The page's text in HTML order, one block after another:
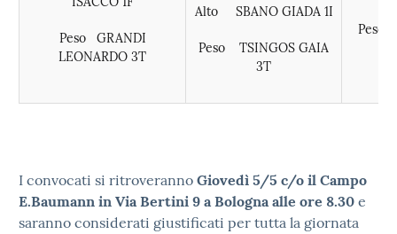
Peso GRANDI
LEONARDO 3T
Alto SBANO GIADA 1I
Peso TSINGOS GAIA
3T
Peso
I convocati si ritroveranno Giovedì 5/5 c/o il Campo
E.Baumann in Via Bertini 9 a Bologna alle ore 8.30 e
saranno considerati giustificati per tutta la giornata